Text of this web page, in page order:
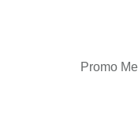
Promo